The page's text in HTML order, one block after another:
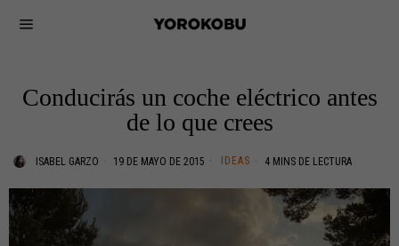
Conducirás un coche eléctrico antes
de lo que crees
ISABEL GARZO 19 DE MAYO DE 2015 IDEAS 4 MINS DE LECTURA